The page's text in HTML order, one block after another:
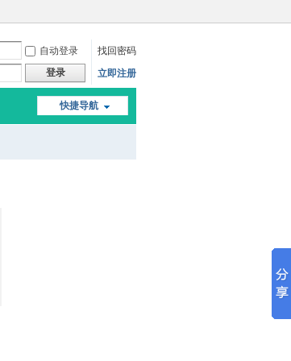
自动登录
找回密码
登录 立即注册
快捷导航